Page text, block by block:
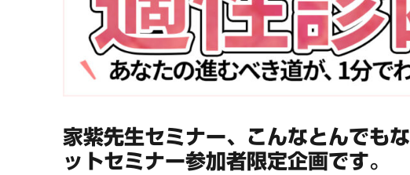
家紫先生セミナー、こんなとんでも
ットセミナー参加者限定企画です。